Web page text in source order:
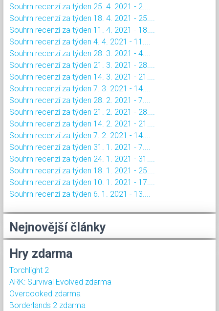
Souhrn recenzí za týden 25. 4. 2021 - 2....
Souhrn recenzí za týden 18. 4. 2021 - 25....
Souhrn recenzí za týden 11. 4. 2021 - 18....
Souhrn recenzí za týden 4. 4. 2021 - 11....
Souhrn recenzí za týden 28. 3. 2021 - 4....
Souhrn recenzí za týden 21. 3. 2021 - 28....
Souhrn recenzí za týden 14. 3. 2021 - 21....
Souhrn recenzí za týden 7. 3. 2021 - 14....
Souhrn recenzí za týden 28. 2. 2021 - 7....
Souhrn recenzí za týden 21. 2. 2021 - 28....
Souhrn recenzí za týden 14. 2. 2021 - 21....
Souhrn recenzí za týden 7. 2. 2021 - 14....
Souhrn recenzí za týden 31. 1. 2021 - 7....
Souhrn recenzí za týden 24. 1. 2021 - 31....
Souhrn recenzí za týden 18. 1. 2021 - 25....
Souhrn recenzí za týden 10. 1. 2021 - 17....
Souhrn recenzí za týden 6. 1. 2021 - 13....
Nejnovější články
Hry zdarma
Torchlight 2
ARK: Survival Evolved zdarma
Overcooked zdarma
Borderlands 2 zdarma